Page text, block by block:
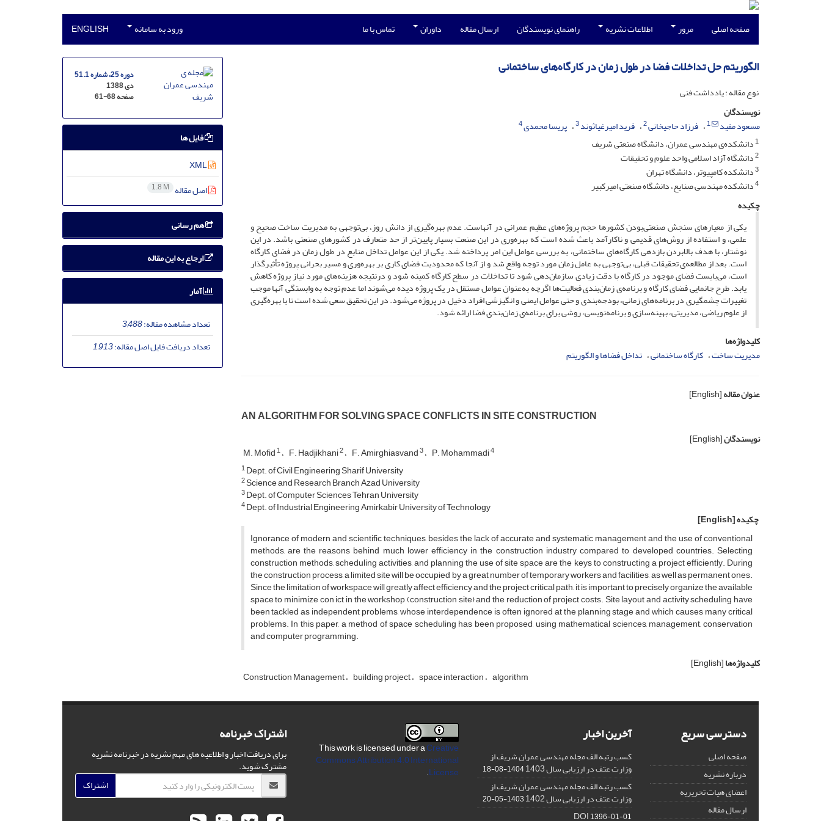
صفحه اصلی مرور اطلاعات نشریه راهنمای نویسندگان ارسال مقاله داوران تماس با ما ورود به سامانه ENGLISH
الگوریتم حل تداخلات فضا در طول زمان در کارگاه‌های ساختمانی
نوع مقاله : یادداشت فنی
نویسندگان
مسعود مفید
1 فرزاد حاجیخانی2 فرید امیرغیاثوند3 پریسا محمدی4
1دانشکده‌ی مهندسی عمران، دانشگاه صنعتی شریف
2دانشگاه آزاد اسلامی واحد علوم و تحقیقات
3دانشکده کامپیوتر، دانشگاه تهران
4دانشکده مهندسی صنایع، دانشگاه صنعتی امیرکبیر
چکیده
یکی از معیارهای سنجش صنعتی‌بودن کشورها حجم پروژه‌های عظیم عمرانی در آنهاست. عدم بهره‌گیری از دانش روز، بی‌توجهی به مدیریت ساخت صحیح و
علمی، و استفاده از روش‌های قدیمی و ناکارآمد باعث شده است که بهره‌وری در این صنعت بسیار پایین‌تر از حد متعارف در کشورهای صنعتی باشد. در این
نوشتار، با هدف بالابردن بازدهی کارگاه‌های ساختمانی، به بررسی عوامل این امر پرداخته شد. یکی از این عوامل تداخل منابع در طول زمان در فضای کارگاه
است. بعد از مطالعه‌ی تحقیقات قبلی، بی‌توجهی به عامل زمان مورد توجه واقع شد و از آنجا که محدودیت فضای کاری بر بهره‌وری و مسیر بحرانی پروژه تأثیرگذار
است، می‌بایست فضای موجود در کارگاه با دقت زیادی سازمان‌دهی شود تا تداخلات در سطح کارگاه کمینه شود و درنتیجه هزینه‌های مورد نیاز پروژه کاهش
یابد. طرح جانمایی فضای کارگاه و برنامه‌ی زمان‌بندی فعالیت‌ها اگرچه به‌عنوان عوامل مستقل در یک پروژه دیده می‌شوند اما عدم توجه به وابستگی آنها موجب
تغییرات چشمگیری در برنامه‌های زمانی، بودجه‌بندی و حتی عوامل ایمنی و انگیزشی افراد دخیل در پروژه می‌شود. در این تحقیق سعی شده است تا با بهره‌گیری
از علوم ریاضی، مدیریتی، بهینه‌سازی و برنامه‌نویسی، روشی برای برنامه‌ی زمان‌بندی فضا ارائه شود.
کلیدواژه‌ها
مدیریت ساخت کارگاه ساختمانی تداخل فضاها و الگوریتم
عنوان مقاله[English]
AN ALGORITHM FOR SOLVING SPACE CONFLICTS IN SITE CONSTRUCTION
نویسندگان[English]
M. Mofid1 F. Hadjikhani2 F. Amirghiasvand3 P. Mohammadi4
1Dept. of Civil Engineering Sharif University
2Science and Research Branch Azad University
3Dept. of Computer Sciences Tehran University
4Dept. of Industrial Engineering Amirkabir University of Technology
چکیده[English]
Ignorance of modern and scientific techniques, besides the lack of accurate and systematic management and the use of conventional
methods, are the reasons behind much lower efficiency in the construction industry compared to developed countries. Selecting
construction methods, scheduling activities, and planning the use of site space are the keys to constructing a project efficiently. During
the construction process, a limited site will be occupied by a great number of temporary workers and facilities, as well as permanent ones.
Since the limitation of workspace will greatly affect efficiency and the project critical path, it is important to precisely organize the available
space to minimize con ict in the workshop (construction site) and the reduction of project costs. Site layout and activity scheduling have
been tackled as independent problems, whose interdependence is often ignored at the planning stage and which causes many critical
problems. In this paper, a method of space scheduling has been proposed, using mathematical sciences, management, conservation
and computer programming.
کلیدواژه‌ها[English]
Construction Management building project space interaction algorithm
دوره 25، شماره 51.1
دی 1388
صفحه61-68
فایل ها
XML
اصل مقاله 1.8 M
هم رسانی
ارجاع به این مقاله
آمار
تعداد مشاهده مقاله:3,488
تعداد دریافت فایل اصل مقاله:1,913
دسترسی سریع
صفحه اصلی
درباره نشریه
اعضای هیات تحریریه
ارسال مقاله
آخرین اخبار
کسب رتبه الف مجله مهندسی عمران شریف از
وزارت عتف در ارزیابی سال 1403 1404-08-18
کسب رتبه الف مجله مهندسی عمران شریف از
وزارت عتف در ارزیابی سال 1402 1403-05-20
DOI1396-01-01
This work is licensed under aCreative
Commons Attribution 4.0 International
License
.
اشتراک خبرنامه
برای دریافت اخبار و اطلاعیه های مهم نشریه در خبرنامه نشریه
مشترک شوید.
اشتراک